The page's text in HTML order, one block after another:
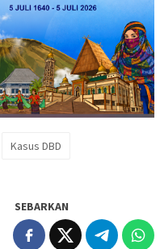
Kasus DBD
SEBARKAN